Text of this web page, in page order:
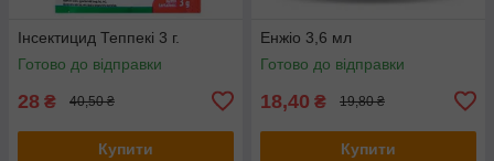
Інсектицид Теппекі 3 г.
Готово до відправки
28 ₴ 40,50 ₴
Купити
Енжіо 3,6 мл
Готово до відправки
18,40 ₴ 19,80 ₴
Купити